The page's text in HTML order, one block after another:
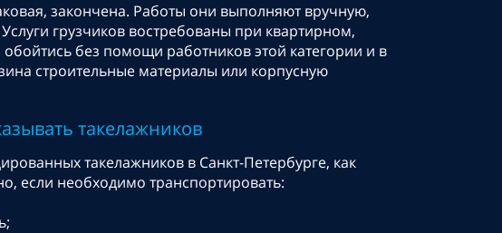
закончена. Работы они выполняют вручную,
грузчиков востребованы при квартирном,
без помощи работников этой категории и в
строительные материалы или корпусную
такелажников
такелажников в Санкт-Петербурге, как
если необходимо транспортировать: